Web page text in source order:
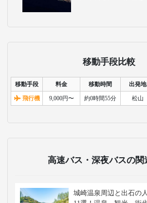
移動手段比較
移動手段 料金 移動時間 出発地
飛行機 9,000円〜 約0時間55分 松山
高速バス・深夜バスの関
城崎温泉周辺と出石の